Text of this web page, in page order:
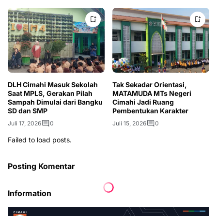
DLH Cimahi Masuk Sekolah
Saat MPLS, Gerakan Pilah
Sampah Dimulai dari Bangku
SD dan SMP
Juli 17, 2026 0
Tak Sekadar Orientasi,
MATAMUDA MTs Negeri
Cimahi Jadi Ruang
Pembentukan Karakter
Juli 15, 2026 0
Failed to load posts.
Posting Komentar
Information